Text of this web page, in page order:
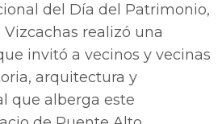
del Día del Patrimonio,
realizó una
invitó a vecinos y vecinas
arquitectura y
que alberga este